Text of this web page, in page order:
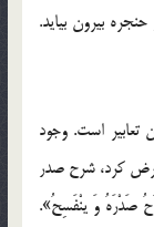
بیرون بیاید.
تعابیر است. وجود
كرد، شرح صدر
صَدْرَهُ وَ ینْفَسِحُ».